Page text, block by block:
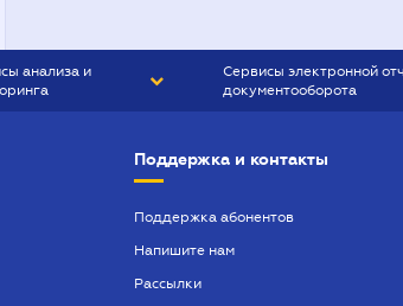
анализа и
Сервисы электронной
документооборота
Поддержка и контакты
Поддержка абонентов
Напишите нам
Рассылки